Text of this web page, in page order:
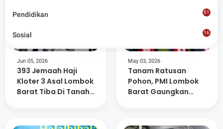
Jun 05, 2026
393 Jemaah Haji
Kloter 3 Asal Lombok
Barat Tiba Di Tanah
May 03, 2026
Tanam Ratusan
Pohon, PMI Lombok
Barat Gaungkan
Pendidikan 51
Sosial
16